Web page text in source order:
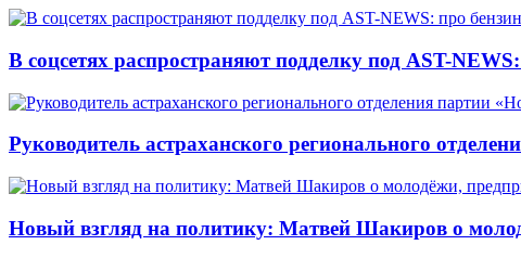
В соцсетях распространяют подделку под AST-
Руководитель астраханского регионального
Новый взгляд на политику: Матвей Шакиров о